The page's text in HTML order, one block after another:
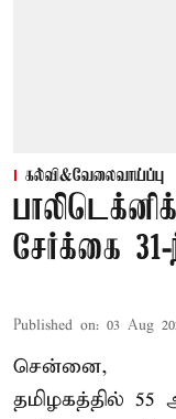
கல்வி&வேலைவாய்ப்பு
சேர்க்கை 31-
Published on: 03 Aug
சென்னை,
தமிழகத்தில் 55